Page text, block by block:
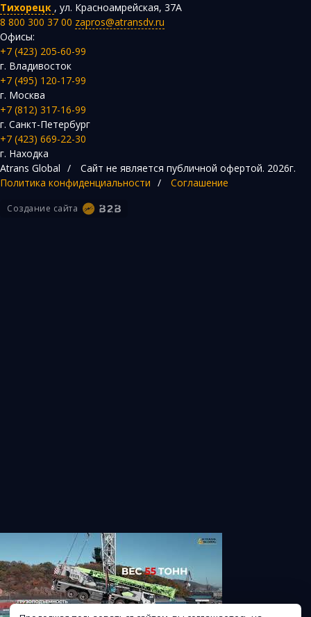
Тихорецк , ул. Красноамрейская, 37А
8 800 300 37 00 zapros@atransdv.ru
Офисы:
+7 (423) 205-60-99
г. Владивосток
+7 (495) 120-17-99
г. Москва
+7 (812) 317-16-99
г. Санкт-Петербург
+7 (423) 669-22-30
г. Находка
Atrans Global / Сайт не является публичной офертой. 2026г.
Политика конфиденциальности / Соглашение
Создание сайта